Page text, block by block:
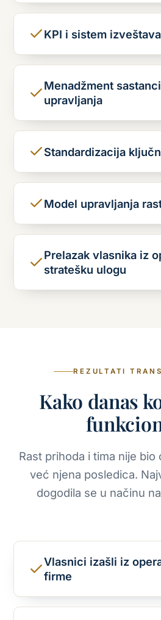
KPI i sistem
Menadžment
upravljanja
Standardizacija
Model upravljanja
Prelazak vlasnika iz
stratešku ulogu
REZULTATI
Kako danas
Rast prihoda i tima nije
već njena posledica.
dogodila se u načinu
Vlasnici izašli iz
firme